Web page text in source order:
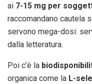
ai 7-15 mg per
raccomandano cautela
servono mega-dosi:
dalla letteratura.
Poi c’è la
organica come la L-